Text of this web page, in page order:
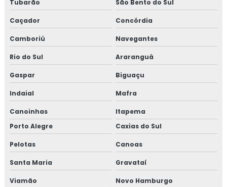
Tubarão São Bento do Sul
Caçador Concórdia
Camboriú Navegantes
Rio do Sul Araranguá
Gaspar Biguaçu
Indaial Mafra
Canoinhas
Itapema
Porto Alegre
Caxias do Sul
Pelotas Canoas
Santa Maria Gravataí
Viamão Novo Hamburgo